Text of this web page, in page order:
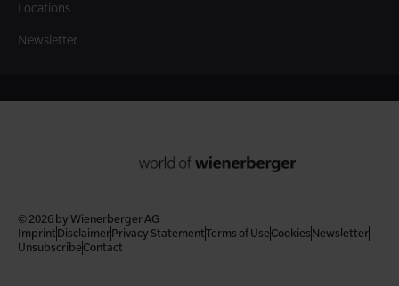
Locations
Newsletter
© 2026 by Wienerberger AG
Imprint DisclaimerPrivacy StatementTerms of Use Cookies Newsletter
Unsubscribe Contact